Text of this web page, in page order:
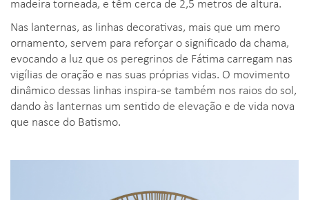
Nas lanternas, as linhas decorativas, mais que um mero
ornamento, servem para reforçar o significado da chama,
evocando a luz que os peregrinos de Fátima carregam nas
vigílias de oração e nas suas próprias vidas. O movimento
dinâmico dessas linhas inspira-se também nos raios do sol,
dando às lanternas um sentido de elevação e de vida nova
que nasce do Batismo.